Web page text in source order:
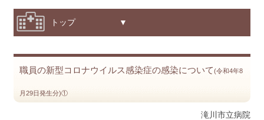
診療科・部門紹介
採用情報
交通アクセス
トップ ▼
職員の新型コロナウイルス感染症の感染について(令和4年8
月29日発生分)①
滝川市立病院